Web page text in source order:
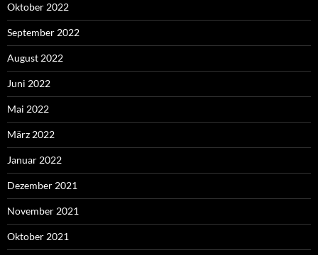
Oktober 2022
September 2022
August 2022
Juni 2022
Mai 2022
März 2022
Januar 2022
Dezember 2021
November 2021
Oktober 2021